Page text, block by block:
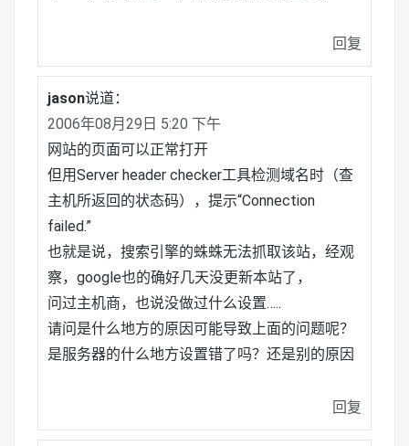
回复
jason说道：
2006年08月29日 5:20 下午
网站的页面可以正常打开
但用Server header checker工具检测域名时（查
主机所返回的状态码），提示“Connection
failed.”
也就是说，搜索引擎的蛛蛛无法抓取该站，经观
察，google也的确好几天没更新本站了，
问过主机商，也说没做过什么设置…..
请问是什么地方的原因可能导致上面的问题呢？
是服务器的什么地方设置错了吗？还是别的原因
回复